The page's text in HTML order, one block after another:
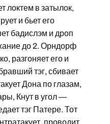
локтем в затылок,
и бьет его
бадислэм и дроп
до 2. Орндорф
разгоняет его и
тэг, сбивает
Дона по глазам,
Кнут в угол —
тэг Патере. Тот
проводит